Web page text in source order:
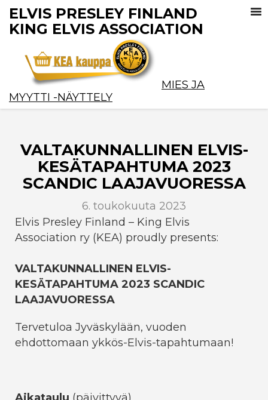
ELVIS PRESLEY FINLAND
KING ELVIS ASSOCIATION
MIES JA
MYYTTI -NÄYTTELY
VALTAKUNNALLINEN ELVIS-
KESÄTAPAHTUMA 2023
SCANDIC LAAJAVUORESSA
6. toukokuuta 2023
Elvis Presley Finland – King Elvis
Association ry (KEA) proudly presents:
VALTAKUNNALLINEN ELVIS-
KESÄTAPAHTUMA 2023 SCANDIC
LAAJAVUORESSA
Tervetuloa Jyväskylään, vuoden
ehdottomaan ykkös-Elvis-tapahtumaan!